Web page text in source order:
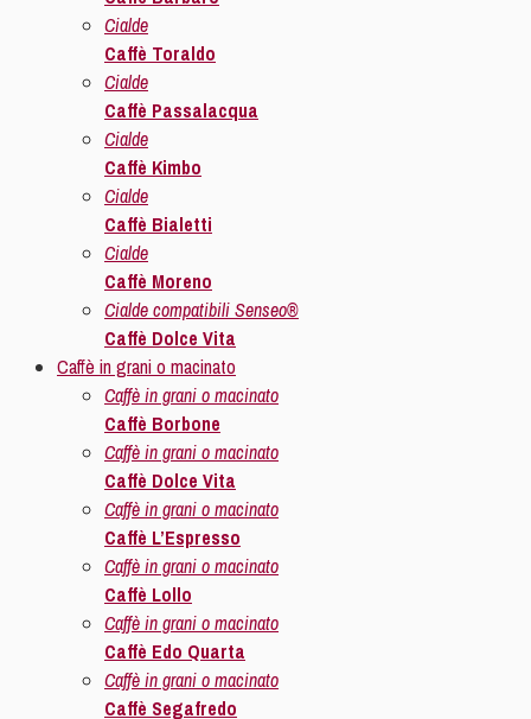
Cialde
Caffè Toraldo
Cialde
Caffè Passalacqua
Cialde
Caffè Kimbo
Cialde
Caffè Bialetti
Cialde
Caffè Moreno
Cialde compatibili Senseo®
Caffè Dolce Vita
Caffè in grani o macinato
Caffè in grani o macinato
Caffè Borbone
Caffè in grani o macinato
Caffè Dolce Vita
Caffè in grani o macinato
Caffè L’Espresso
Caffè in grani o macinato
Caffè Lollo
Caffè in grani o macinato
Caffè Edo Quarta
Caffè in grani o macinato
Caffè Segafredo